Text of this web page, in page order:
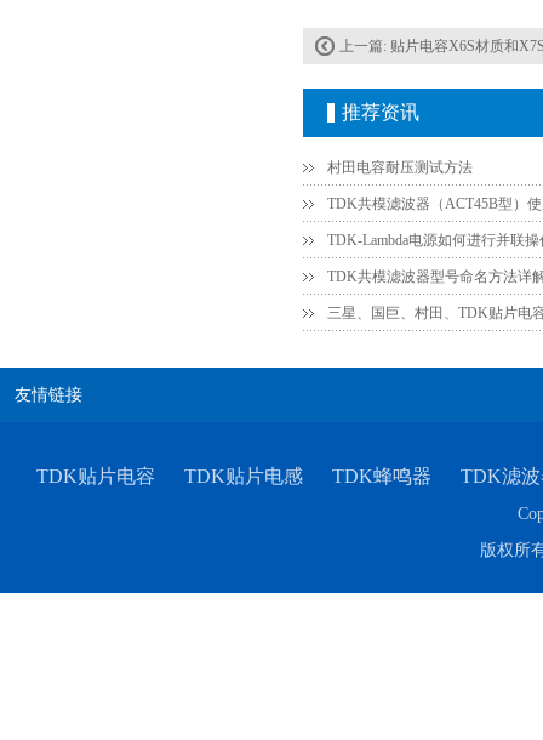
上一篇: 贴片电容X6S材质和
推荐资讯
村田电容耐压测试方法
TDK共模滤波器（ACT45B型）
TDK共模滤波器型号命名方法详
三星、国巨、村田、TDK贴片电
友情链接
TDK贴片电容 TDK贴片电感 TDK蜂鸣器 TDK滤
版权所